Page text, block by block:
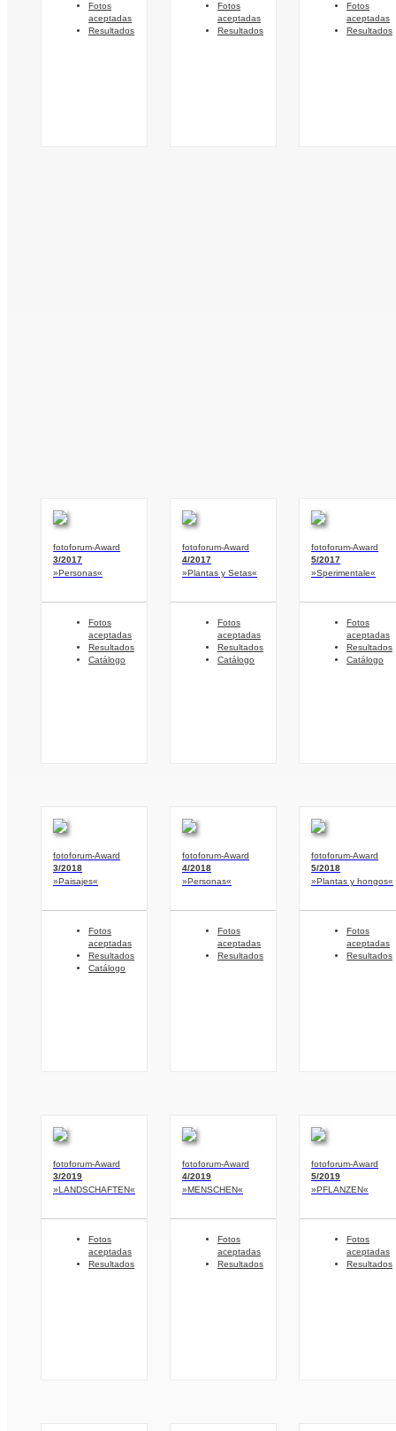
Fotos
aceptadas
Resultados
Fotos
aceptadas
Resultados
Fotos
aceptadas
Resultados
fotoforum-Award
3/2017
»Personas«
Fotos
aceptadas
Resultados
Catálogo
fotoforum-Award
4/2017
»Plantas y Setas«
Fotos
aceptadas
Resultados
Catálogo
fotoforum-Award
5/2017
»Sperimentale«
Fotos
aceptadas
Resultados
Catálogo
fotoforum-Award
3/2018
»Paisajes«
Fotos
aceptadas
Resultados
Catálogo
fotoforum-Award
4/2018
»Personas«
Fotos
aceptadas
Resultados
fotoforum-Award
5/2018
»Plantas y hongos«
Fotos
aceptadas
Resultados
fotoforum-Award
3/2019
»LANDSCHAFTEN«
Fotos
aceptadas
Resultados
fotoforum-Award
4/2019
»MENSCHEN«
Fotos
aceptadas
Resultados
fotoforum-Award
5/2019
»PFLANZEN«
Fotos
aceptadas
Resultados